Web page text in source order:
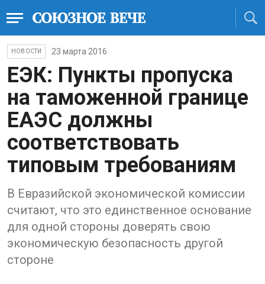
НОВОСТИ 23 марта 2016
ЕЭК: Пункты пропуска
на таможенной границе
ЕАЭС должны
соответствовать
типовым требованиям
В Евразийской экономической комиссии
считают, что это единственное основание
для одной стороны доверять свою
экономическую безопасность другой
стороне